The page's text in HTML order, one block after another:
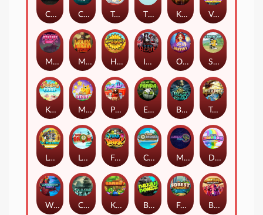
Chaos Crew Cubes 2 Tai The Toad The Respinners Klowns Vending Machine
Mystery Motel Mayan Stackways Harvest Wilds Immortal Desire Orb of Destiny Stack'em
Keep 'em Cool Magic Piggy Pug Life Eye of the Panda Beast Below Temple of Torment
Le Pharaoh Let It Snow Fear the Dark Cash Compass Miami Multiplier Double Rainbow
Warrior Ways Cursed Seas King Carrot Break Bones Forest Fortune Buffalo Stack'n'Sync